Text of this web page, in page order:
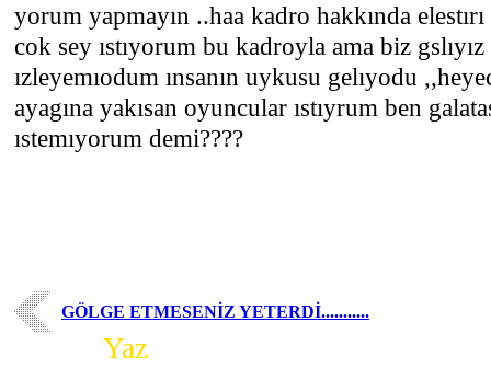
yorum yapmayın ..haa kadro hakkında
cok sey ıstıyorum bu kadroyla ama biz gslıyız
ızleyemıodum ınsanın uykusu gelıyodu
ayagına yakısan oyuncular ıstıyrum ben
ıstemıyorum demi????
GÖLGE ETMESENİZ YETERDİ...........
Yaz